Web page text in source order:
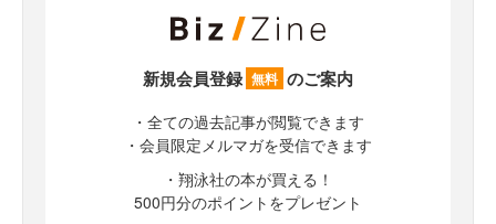
新規会員登録 無料 のご案内
・全ての過去記事が閲覧できます
・会員限定メルマガを受信できます
・翔泳社の本が買える！
500円分のポイントをプレゼント